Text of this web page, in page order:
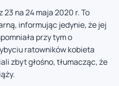
23 na 24 maja 2020 r. To
informując jedynie, że jej
przy tym o
ratowników kobieta
zbyt głośno, tłumacząc, że